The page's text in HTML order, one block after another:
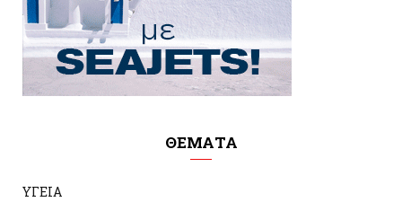
ΘΕΜΑΤΑ
ΥΓΕΙΑ